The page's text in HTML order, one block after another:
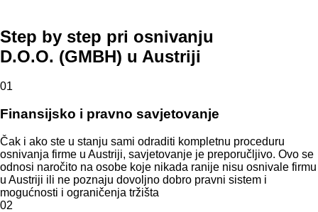
Step by step pri osnivanju
D.O.O. (GMBH) u Austriji
01
Finansijsko i pravno savjetovanje
Čak i ako ste u stanju sami odraditi kompletnu proceduru
osnivanja firme u Austriji, savjetovanje je preporučljivo. Ovo se
odnosi naročito na osobe koje nikada ranije nisu osnivale firmu
u Austriji ili ne poznaju dovoljno dobro pravni sistem i
mogućnosti i ograničenja tržišta
02